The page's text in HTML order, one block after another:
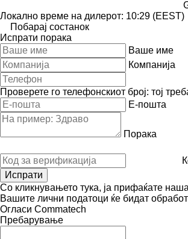
Локално време на дилерот: 10:29 (EEST)
Побарај состанок
Испрати порака
Ваше име
Компанија
Проверете го телефонскиот број: тој
E-пошта
Порака
Со кликнувањето тука, ја прифаќате
Вашите лични податоци ќе бидат
Огласи Commatech
Пребарување